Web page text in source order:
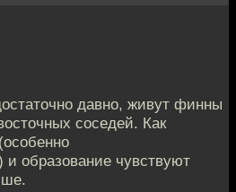
давно, живут финны
соседей. Как
и образование чувствуют